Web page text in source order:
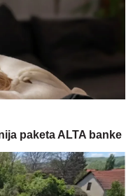
paketa ALTA banke